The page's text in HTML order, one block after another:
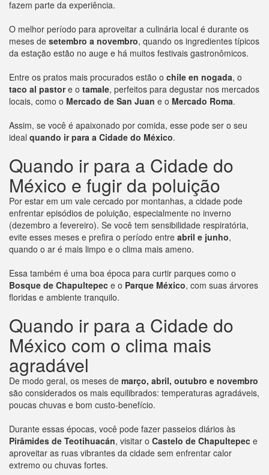
fazem parte da experiência.
O melhor período para aproveitar a culinária local é durante os
meses de setembro a novembro, quando os ingredientes típicos
da estação estão no auge e há muitos festivais gastronômicos.
Entre os pratos mais procurados estão o chile en nogada, o
taco al pastore o tamale, perfeitos para degustar nos mercados
locais, como o Mercado de San Juan e o Mercado Roma.
Assim, se você é apaixonado por comida, esse pode ser o seu
ideal quando ir para a Cidade do México.
Quando ir para a Cidade do
México e fugir da poluição
Por estar em um vale cercado por montanhas, a cidade pode
enfrentar episódios de poluição, especialmente no inverno
(dezembro a fevereiro). Se você tem sensibilidade respiratória,
evite esses meses e prefira o período entre abril e junho,
quando o ar é mais limpo e o clima mais ameno.
Essa também é uma boa época para curtir parques como o
Bosque de Chapultepec e o Parque México, com suas árvores
floridas e ambiente tranquilo.
Quando ir para a Cidade do
México com o clima mais
agradável
De modo geral, os meses de março, abril, outubro e novembro
são considerados os mais equilibrados: temperaturas agradáveis,
poucas chuvas e bom custo-benefício.
Durante essas épocas, você pode fazer passeios diários às
Pirâmides de Teotihuacán, visitar o Castelo de Chapultepec e
aproveitar as ruas vibrantes da cidade sem enfrentar calor
extremo ou chuvas fortes.